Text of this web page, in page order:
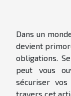
Dans un
devient
obligations.
peut vous
sécuriser vos
travers cet